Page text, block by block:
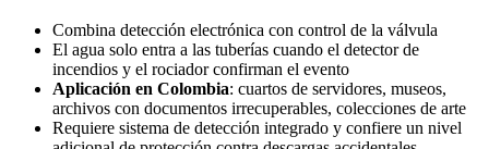
Combina detección electrónica con control de la válvula
El agua solo entra a las tuberías cuando el detector de
incendios y el rociador confirman el evento
Aplicación en Colombia: cuartos de servidores, museos,
archivos con documentos irrecuperables, colecciones de arte
Requiere sistema de detección integrado y confiere un nivel